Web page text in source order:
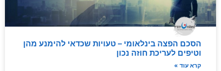
הסכם הפצה בינלאומי – טעויות שכדאי להימנע מהן
וטיפים לעריכת חוזה נכון
קרא עוד »